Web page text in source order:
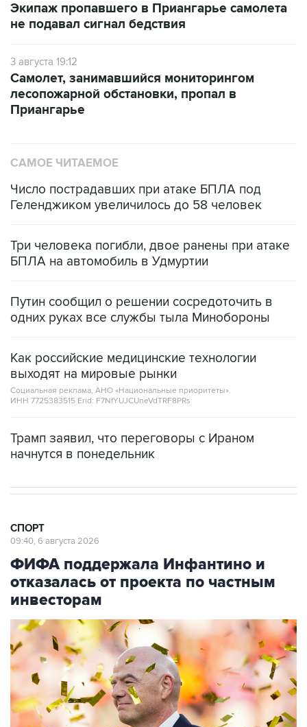
Экипаж пропавшего в Приангарье самолета
не подавал сигнал бедствия
3 августа 19:12
Самолет, занимавшийся мониторингом
лесопожарной обстановки, пропал в
Приангарье
САМОЕ ЧИТАЕМОЕ
Число пострадавших при атаке БПЛА под
Геленджиком увеличилось до 58 человек
Три человека погибли, двое ранены при атаке
БПЛА на автомобиль в Удмуртии
Путин сообщил о решении сосредоточить в
одних руках все службы тыла Минобороны
Как российские медицинские технологии
выходят на мировые рынки
Социальная реклама, АНО «Национальные приоритеты».
ИНН 7725383515 Erid: F7NfYUJCUneVdTRF8PRs
Трамп заявил, что переговоры с Ираном
начнутся в понедельник
СПОРТ
09:40, 6 августа 2026
ФИФА поддержала Инфантино и
отказалась от проекта по частным
инвесторам